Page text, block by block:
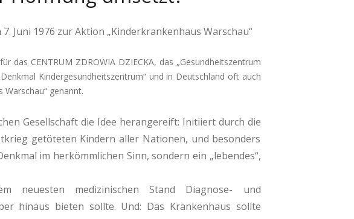
Juni 1976 zur Aktion „Kinderkrankenhaus Warschau“
das CENTRUM ZDROWIA DZIECKA, das „Gesundheitszentrum
Kindergesundheitszentrum“ und in Deutschland oft auch
Warschau“ genannt.
Gesellschaft die Idee herangereift: Initiiert durch die
getöteten Kindern aller Nationen, und besonders
im herkömmlichen Sinn, sondern ein „lebendes“,
medizinischen Stand Diagnose- und
hinaus bieten sollte. Und: Das Krankenhaus sollte